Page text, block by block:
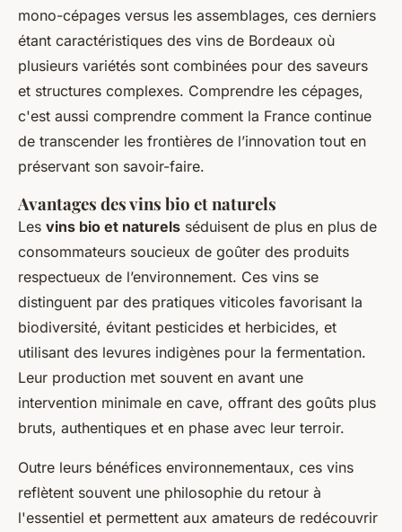
mono-cépages versus les assemblages, ces derniers
étant caractéristiques des vins de Bordeaux où
plusieurs variétés sont combinées pour des saveurs
et structures complexes. Comprendre les cépages,
c'est aussi comprendre comment la France continue
de transcender les frontières de l’innovation tout en
préservant son savoir-faire.
Avantages des vins bio et naturels
Les vins bio et naturels séduisent de plus en plus de
consommateurs soucieux de goûter des produits
respectueux de l’environnement. Ces vins se
distinguent par des pratiques viticoles favorisant la
biodiversité, évitant pesticides et herbicides, et
utilisant des levures indigènes pour la fermentation.
Leur production met souvent en avant une
intervention minimale en cave, offrant des goûts plus
bruts, authentiques et en phase avec leur terroir.
Outre leurs bénéfices environnementaux, ces vins
reflètent souvent une philosophie du retour à
l'essentiel et permettent aux amateurs de redécouvrir